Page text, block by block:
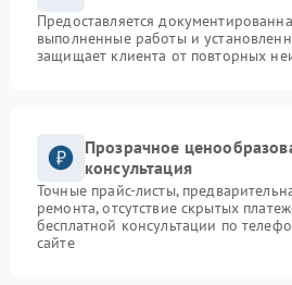
Предоставляется
выполненные работы и
защищает клиента от повторных
Прозрачное
консультация
Точные прайс-листы,
ремонта, отсутствие скрытых
бесплатной консультации по
сайте